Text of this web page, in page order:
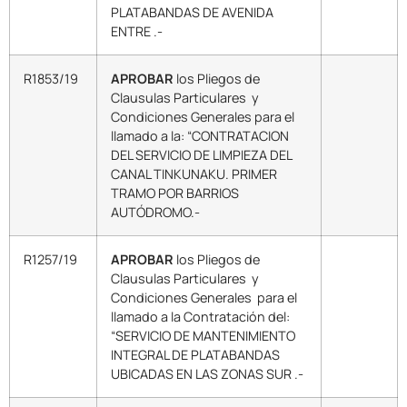
PLATABANDAS DE AVENIDA
ENTRE .-
R1853/19 APROBAR los Pliegos de
Clausulas Particulares y
Condiciones Generales para el
llamado a la: “CONTRATACION
DEL SERVICIO DE LIMPIEZA DEL
CANAL TINKUNAKU. PRIMER
TRAMO POR BARRIOS
AUTÓDROMO.-
R1257/19 APROBAR los Pliegos de
Clausulas Particulares y
Condiciones Generales para el
llamado a la Contratación del:
“SERVICIO DE MANTENIMIENTO
INTEGRAL DE PLATABANDAS
UBICADAS EN LAS ZONAS SUR .-